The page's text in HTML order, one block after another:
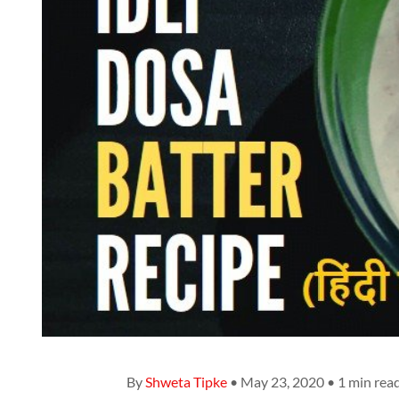
ByShweta Tipke• May 23, 2020 • 1 min